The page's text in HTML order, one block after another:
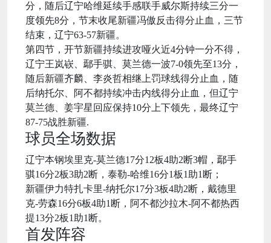
分，随后辽宁哈维延续手感联手威尔斯持续三分一
度领先8分，节末收尾新疆冯傲反击得分止血，三节
结束，辽宁63-57新疆。
第四节，开节新疆持续进攻哑火近4分钟一分不得，
辽宁王岚嵚、鄢手骐、莫兰德一波7-0领先至13分，
随后新疆齐麟、李炎哲相继上罚球线得分止血，随
后纳托尔、阿不都持续冲击内线得分止血，但辽宁
莫兰德、姜宇星回应保持10分上下领先，最终辽宁
87-75战胜新疆.
球员全场数据
辽宁本钢埃里克-莫兰德17分12板4助2断3帽，鄢手
骐16分2板3助2断，泰勒-哈维16分1板1助1断；
新疆伊力特扎卡里-纳托尔17分3板4助2断，戴德里
克-劳森16分6板4助1断，阿不都沙拉木-阿不都热西
提13分2板1助1断。
首发阵容